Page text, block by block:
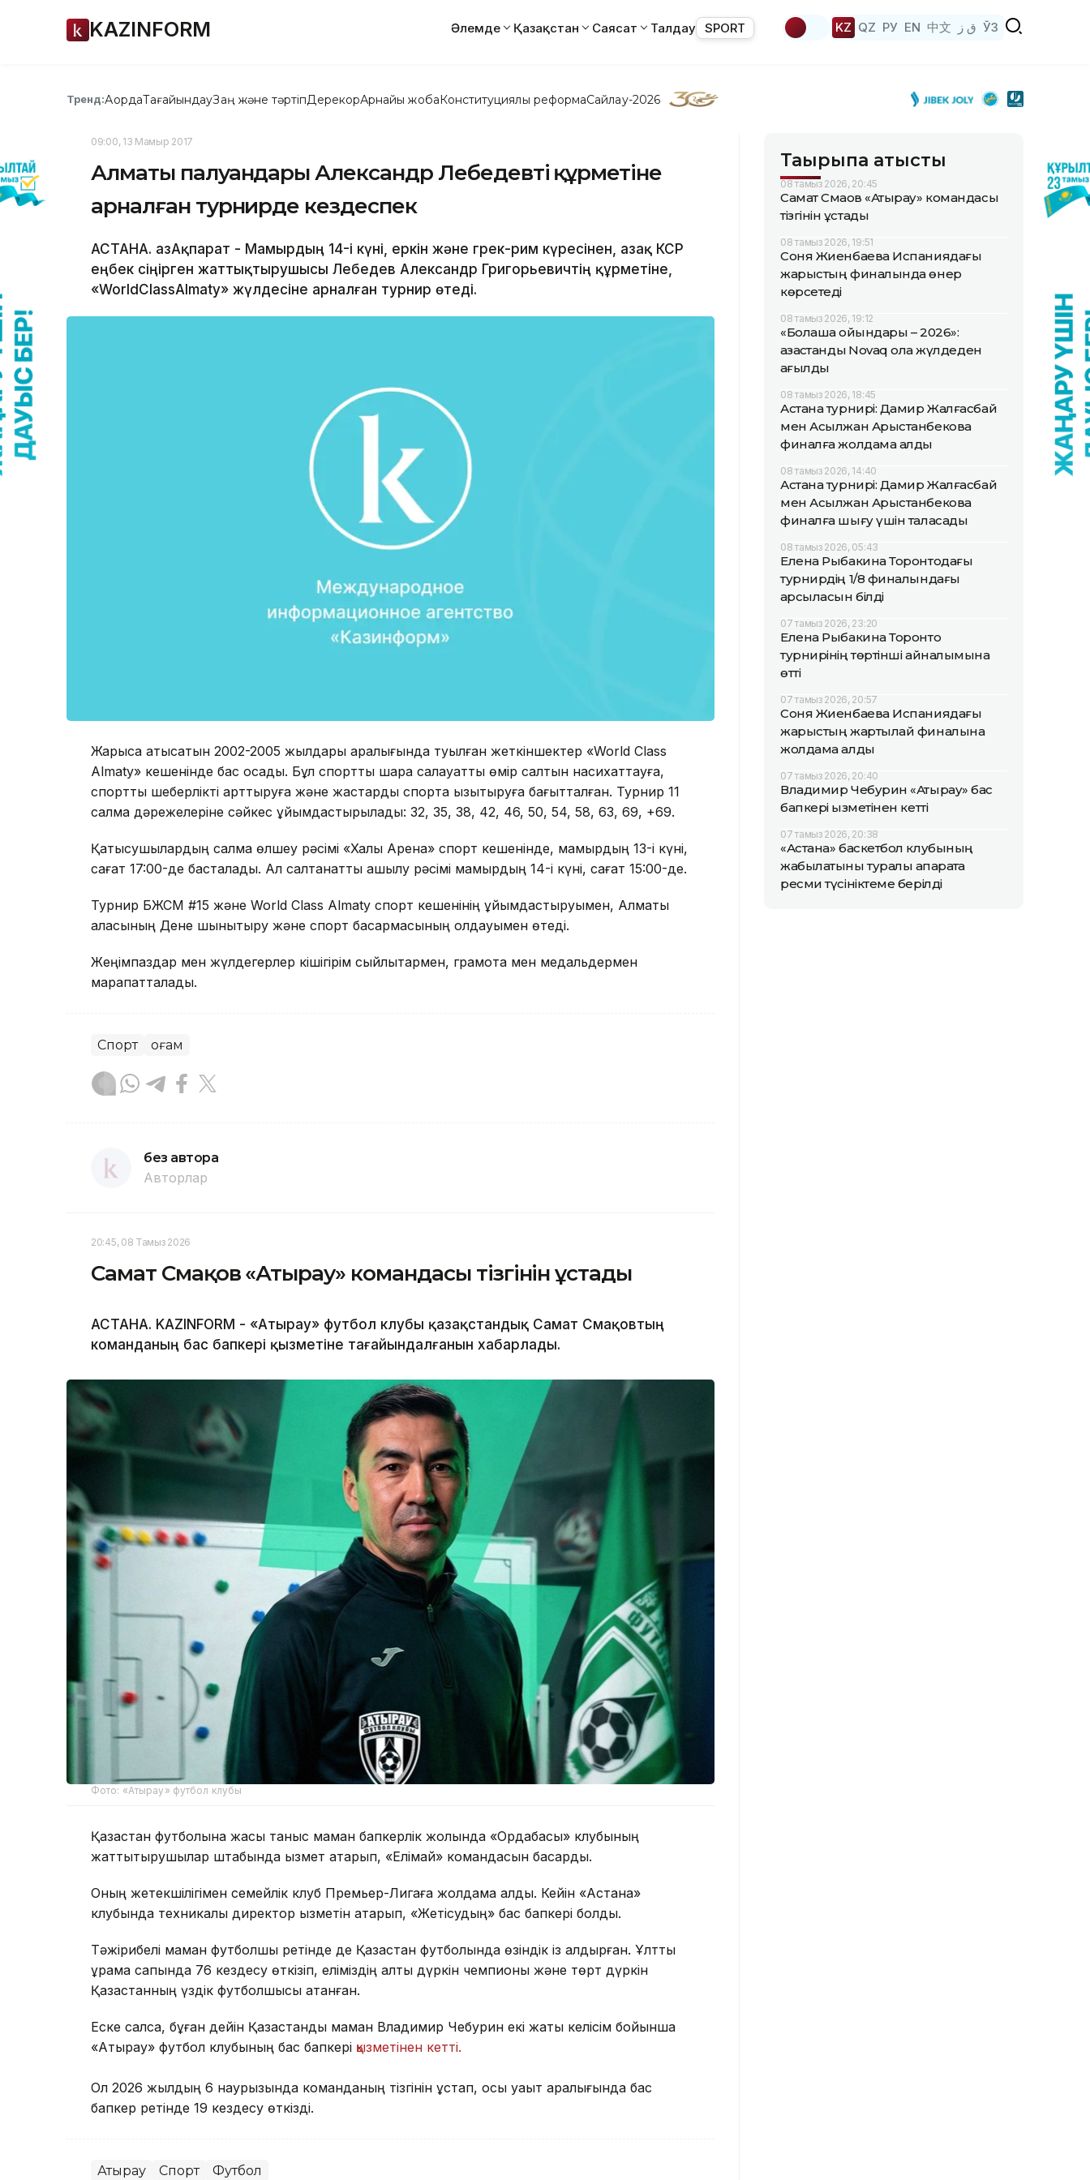
KAZINFORM Әлемде Қазақстан Саясат Талдау SPORT KZ QZ РУ EN 中文 ق ز ЎЗ
Тренд:АқордаТағайындауЗаң және тәртіпДерекқорАрнайы жобаКонституциялық реформаСайлау-2026
09:00, 13 Мамыр 2017
Алматы палуандары Александр Лебедевтің құрметіне
арналған турнирде кездеспек
АСТАНА. ҚазАқпарат - Мамырдың 14-і күні, еркін және грек-рим күресінен, Қазақ КСР
еңбек сіңірген жаттықтырушысы Лебедев Александр Григорьевичтің құрметіне,
«WorldClassAlmaty» жүлдесіне арналған турнир өтеді.
Жарысқа қатысатын 2002-2005 жылдары аралығында туылған жеткіншектер «World Class
Almaty» кешенінде бас қосады. Бұл спорттық шара салауатты өмір салтын насихаттауға,
спорттық шеберлікті арттыруға және жастарды спортқа қызықтыруға бағытталған. Турнир 11
салмақ дәрежелеріне сәйкес ұйымдастырылады: 32, 35, 38, 42, 46, 50, 54, 58, 63, 69, +69.
Қатысушылардың салмақ өлшеу рәсімі «Халық Арена» спорт кешенінде, мамырдың 13-і күні,
сағат 17:00-де басталады. Ал салтанатты ашылу рәсімі мамырдың 14-і күні, сағат 15:00-де.
Турнир БЖСМ #15 және World Class Almaty спорт кешенінің ұйымдастыруымен, Алматы
қаласының Дене шынықтыру және спорт басқармасының қолдауымен өтеді.
Жеңімпаздар мен жүлдегерлер кішігірім сыйлықтармен, грамота мен медальдермен
марапатталады.
Спорт Қоғам
без автора
Авторлар
20:45, 08 Тамыз 2026
Самат Смақов «Атырау» командасы тізгінін ұстады
АСТАНА. KAZINFORM - «Атырау» футбол клубы қазақстандық Самат Смақовтың
команданың бас бапкері қызметіне тағайындалғанын хабарлады.
Фото: «Атырау» футбол клубы
Қазақстан футболына жақсы таныс маман бапкерлік жолында «Ордабасы» клубының
жаттықтырушылар штабында қызмет атқарып, «Елімай» командасын басқарды.
Оның жетекшілігімен семейлік клуб Премьер-Лигаға жолдама алды. Кейін «Астана»
клубында техникалық директор қызметін атқарып, «Жетісудың» бас бапкері болды.
Тәжірибелі маман футболшы ретінде де Қазақстан футболында өзіндік із қалдырған. Ұлттық
құрама сапында 76 кездесу өткізіп, еліміздің алты дүркін чемпионы және төрт дүркін
Қазақстанның үздік футболшысы атанған.
Еске салсақ, бұған дейін Қазақстандық маман Владимир Чебурин екі жақты келісім бойынша
«Атырау» футбол клубының бас бапкері қызметінен кетті.
Ол 2026 жылдың 6 наурызында команданың тізгінін ұстап, осы уақыт аралығында бас
бапкер ретінде 19 кездесу өткізді.
Атырау Спорт Футбол
Тақырыпқа қатысты
08 тамыз 2026, 20:45
Самат Смақов «Атырау» командасы
тізгінін ұстады
08 тамыз 2026, 19:51
Соня Жиенбаева Испаниядағы
жарыстың финалында өнер
көрсетеді
08 тамыз 2026, 19:12
«Болашақ ойындары – 2026»:
қазақстандық Novaq қола жүлдеден
қағылды
08 тамыз 2026, 18:45
Астана турнирі: Дамир Жалғасбай
мен Асылжан Арыстанбекова
финалға жолдама алды
08 тамыз 2026, 14:40
Астана турнирі: Дамир Жалғасбай
мен Асылжан Арыстанбекова
финалға шығу үшін таласады
08 тамыз 2026, 05:43
Елена Рыбакина Торонтодағы
турнирдің 1/8 финалындағы
қарсыласын білді
07 тамыз 2026, 23:20
Елена Рыбакина Торонто
турнирінің төртінші айналымына
өтті
07 тамыз 2026, 20:57
Соня Жиенбаева Испаниядағы
жарыстың жартылай финалына
жолдама алды
07 тамыз 2026, 20:40
Владимир Чебурин «Атырау» бас
бапкері қызметінен кетті
07 тамыз 2026, 20:38
«Астана» баскетбол клубының
жабылатыны туралы ақпаратқа
ресми түсініктеме берілді